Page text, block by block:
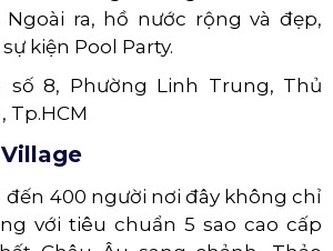
ra, hồ nước rộng và đẹp,
kiện Pool Party.
8, Phường Linh Trung, Thủ
Tp.HCM
đến 400 người nơi đây không chỉ
với tiêu chuẩn 5 sao cao cấp